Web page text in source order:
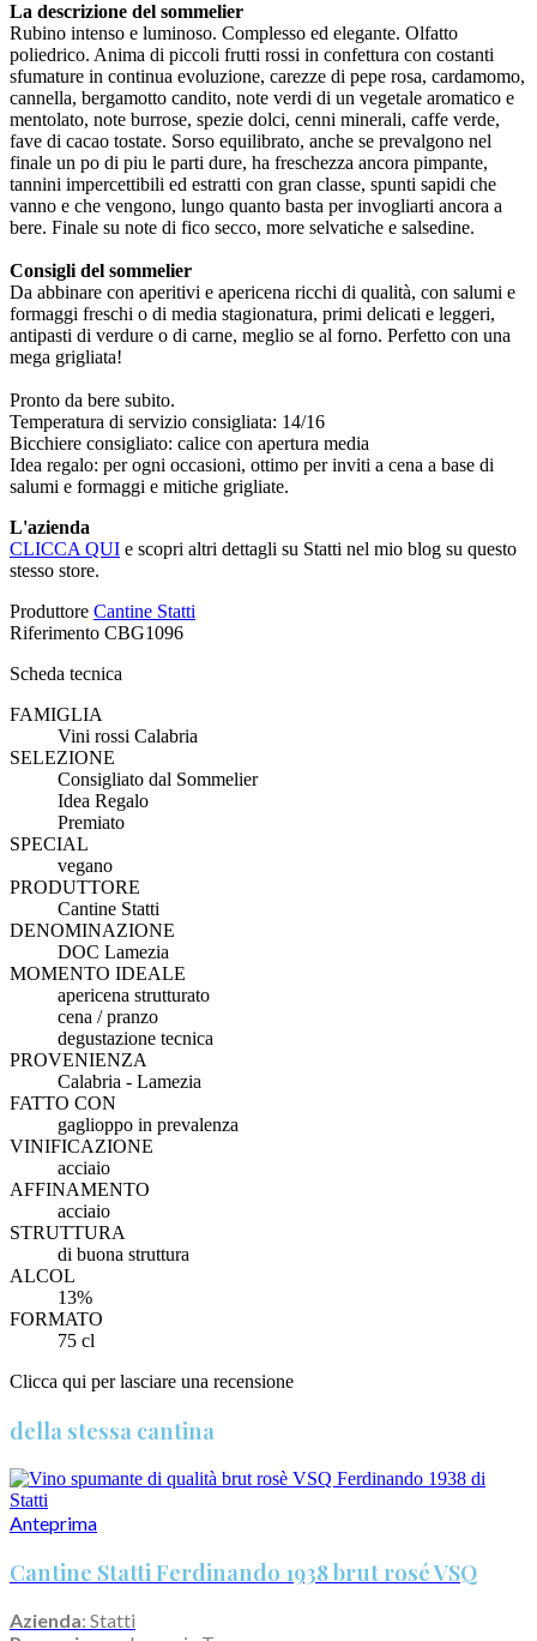
La descrizione del sommelier
Rubino intenso e luminoso. Complesso ed elegante. Olfatto
poliedrico. Anima di piccoli frutti rossi in confettura con costanti
sfumature in continua evoluzione, carezze di pepe rosa, cardamomo,
cannella, bergamotto candito, note verdi di un vegetale aromatico e
mentolato, note burrose, spezie dolci, cenni minerali, caffe verde,
fave di cacao tostate. Sorso equilibrato, anche se prevalgono nel
finale un po di piu le parti dure, ha freschezza ancora pimpante,
tannini impercettibili ed estratti con gran classe, spunti sapidi che
vanno e che vengono, lungo quanto basta per invogliarti ancora a
bere. Finale su note di fico secco, more selvatiche e salsedine.
Consigli del sommelier
Da abbinare con aperitivi e apericena ricchi di qualità, con salumi e
formaggi freschi o di media stagionatura, primi delicati e leggeri,
antipasti di verdure o di carne, meglio se al forno. Perfetto con una
mega grigliata!
Pronto da bere subito.
Temperatura di servizio consigliata: 14/16
Bicchiere consigliato: calice con apertura media
Idea regalo: per ogni occasioni, ottimo per inviti a cena a base di
salumi e formaggi e mitiche grigliate.
L'azienda
CLICCA QUI e scopri altri dettagli su Statti nel mio blog su questo
stesso store.
Produttore Cantine Statti
Riferimento CBG1096
Scheda tecnica
FAMIGLIA
Vini rossi Calabria
SELEZIONE
Consigliato dal Sommelier
Idea Regalo
Premiato
SPECIAL
vegano
PRODUTTORE
Cantine Statti
DENOMINAZIONE
DOC Lamezia
MOMENTO IDEALE
apericena strutturato
cena / pranzo
degustazione tecnica
PROVENIENZA
Calabria - Lamezia
FATTO CON
gaglioppo in prevalenza
VINIFICAZIONE
acciaio
AFFINAMENTO
acciaio
STRUTTURA
di buona struttura
ALCOL
13%
FORMATO
75 cl
Clicca qui per lasciare una recensione
della stessa cantina
Anteprima
Cantine Statti Ferdinando 1938 brut rosé VSQ
Azienda: Statti